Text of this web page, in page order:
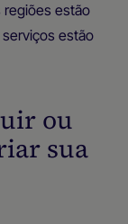
regiões estão
estão
ou
sua